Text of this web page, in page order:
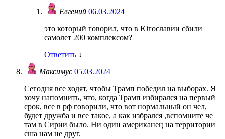
Евгений 06.03.2024
это который говорил, что в Югославии сбили
самолет 200 комплексом?
Ответить ↓
Максимус 05.03.2024
Сегодня все ходят, чтобы Трамп победил на выборах. Я
хочу напомнить, что, когда Трамп избирался на первый
срок, все в рф говорили, что вот нормальный он чел,
будет дружба и все такое, а как избрался ,вспомните че
там в Сирии было. Ни один американец на территории
сша нам не друг.